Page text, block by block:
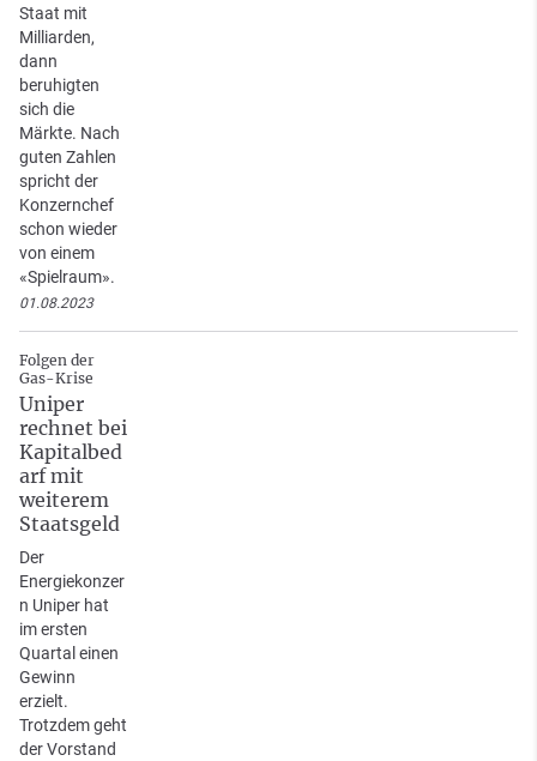
Staat mit
Milliarden,
dann
beruhigten
sich die
Märkte. Nach
guten Zahlen
spricht der
Konzernchef
schon wieder
von einem
«Spielraum».
01.08.2023
Folgen der
Gas-Krise
Uniper
rechnet bei
Kapitalbed
arf mit
weiterem
Staatsgeld
Der
Energiekonzer
n Uniper hat
im ersten
Quartal einen
Gewinn
erzielt.
Trotzdem geht
der Vorstand